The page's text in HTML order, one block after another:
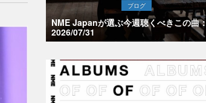
ブログ
NME Japanが選ぶ今週聴くべきこの曲：
2026/07/31